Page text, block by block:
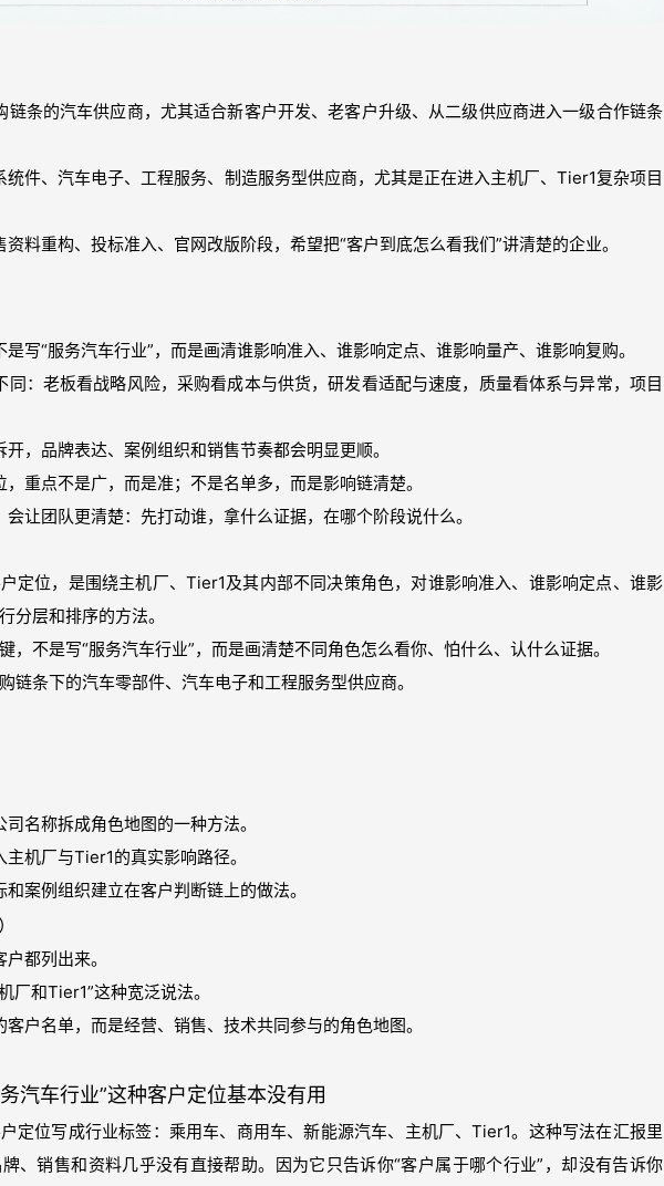
链条的汽车供应商，尤其适合新客户开发、老客户升级、从二级供应商进入一级合作链条
统件、汽车电子、工程服务、制造服务型供应商，尤其是正在进入主机厂、Tier1复杂项目
资料重构、投标准入、官网改版阶段，希望把“客户到底怎么看我们”讲清楚的企业。
是写“服务汽车行业”，而是画清谁影响准入、谁影响定点、谁影响量产、谁影响复购。
同：老板看战略风险，采购看成本与供货，研发看适配与速度，质量看体系与异常，项目
开，品牌表达、案例组织和销售节奏都会明显更顺。
，重点不是广，而是准；不是名单多，而是影响链清楚。
会让团队更清楚：先打动谁，拿什么证据，在哪个阶段说什么。
定位，是围绕主机厂、Tier1及其内部不同决策角色，对谁影响准入、谁影响定点、谁影
分层和排序的方法。
，不是写“服务汽车行业”，而是画清楚不同角色怎么看你、怕什么、认什么证据。
链条下的汽车零部件、汽车电子和工程服务型供应商。
名称拆成角色地图的一种方法。
机厂与Tier1的真实影响路径。
案例组织建立在客户判断链上的做法。
都列出来。
厂和Tier1”这种宽泛说法。
客户名单，而是经营、销售、技术共同参与的角色地图。
汽车行业”这种客户定位基本没有用
定位写成行业标签：乘用车、商用车、新能源汽车、主机厂、Tier1。这种写法在汇报里
、销售和资料几乎没有直接帮助。因为它只告诉你“客户属于哪个行业”，却没有告诉你